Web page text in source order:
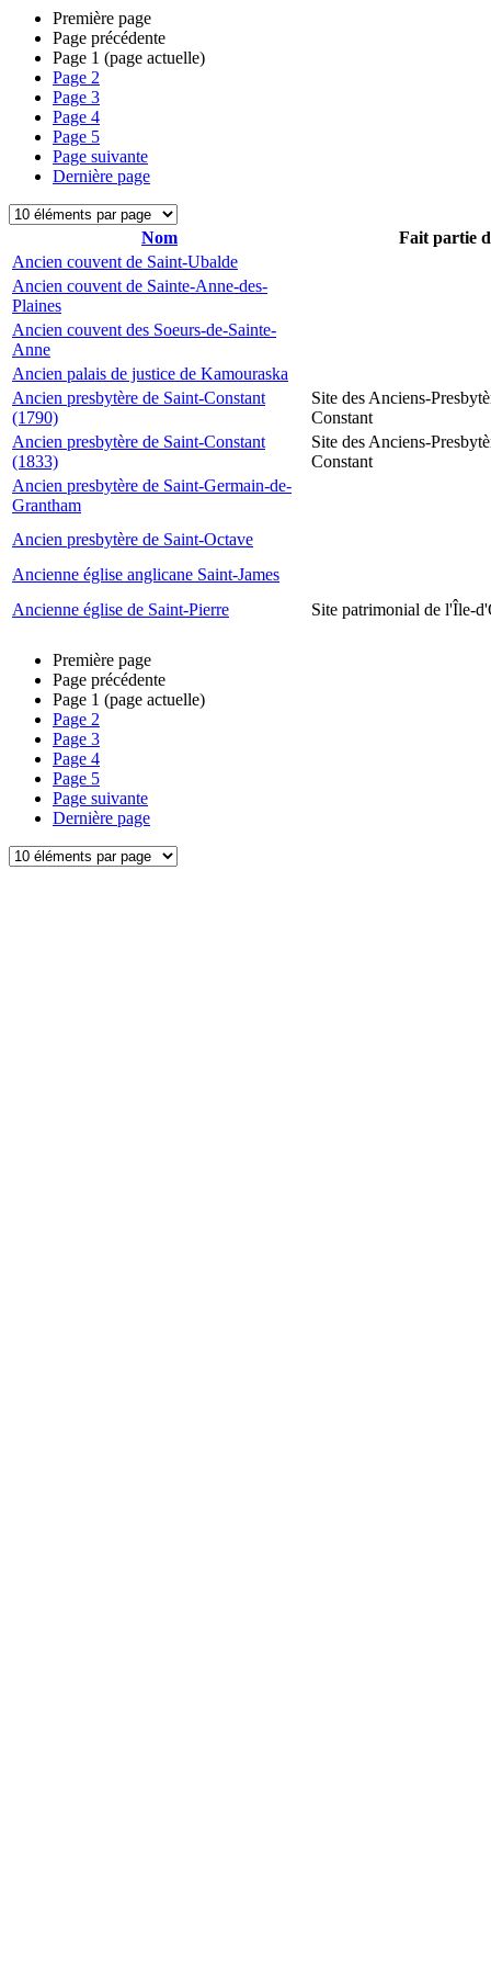
Première page
Page précédente
Page 1 (page actuelle)
Page 2
Page 3
Page 4
Page 5
Page suivante
Dernière page
Nom
Fait partie
Ancien couvent de Saint-Ubalde
Ancien couvent de Sainte-Anne-des-
Plaines
Ancien couvent des Soeurs-de-Sainte-
Anne
Ancien palais de justice de Kamouraska
Ancien presbytère de Saint-Constant
(1790)
Site des Anciens-
Constant
Ancien presbytère de Saint-Constant
(1833)
Site des Anciens-
Constant
Ancien presbytère de Saint-Germain-de-
Grantham
Ancien presbytère de Saint-Octave
Ancienne église anglicane Saint-James
Ancienne église de Saint-Pierre
Site patrimonial de l'Île-
Première page
Page précédente
Page 1 (page actuelle)
Page 2
Page 3
Page 4
Page 5
Page suivante
Dernière page